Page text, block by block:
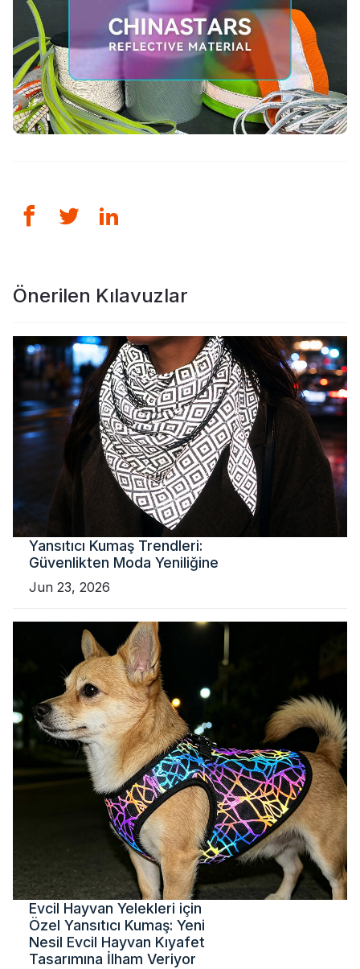
Önerilen Kılavuzlar
Yansıtıcı Kumaş Trendleri:
Güvenlikten Moda Yeniliğine
Jun 23, 2026
Evcil Hayvan Yelekleri için
Özel Yansıtıcı Kumaş: Yeni
Nesil Evcil Hayvan Kıyafet
Tasarımına İlham Veriyor